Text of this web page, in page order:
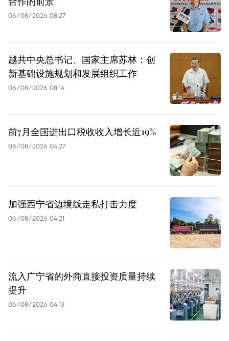
06/08/2026 08:27
越共中央总书记、国家主席苏林：创
新基础设施规划和发展组织工作
06/08/2026 08:14
前7月全国进出口税收收入增长近19%
06/08/2026 04:27
加强西宁省边境线走私打击力度
06/08/2026 04:21
流入广宁省的外商直接投资质量持续
提升
06/08/2026 04:13